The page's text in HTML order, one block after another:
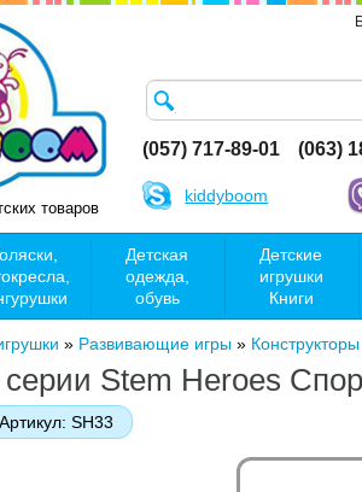
товаров
(057) 717-89-01 (063)
kiddyboom
Детская
одежда,
обувь
Детские
игрушки
Книги
» Развивающие игры » Конструкторы
серии Stem Heroes
Артикул: SH33